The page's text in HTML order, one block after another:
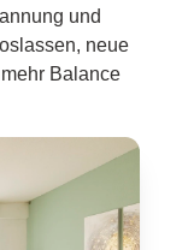
und
neue
Balance